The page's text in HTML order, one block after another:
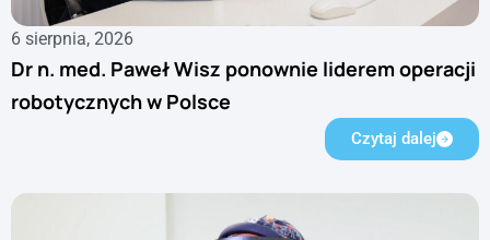
6 sierpnia, 2026
Dr n. med. Paweł Wisz ponownie liderem operacji
robotycznych w Polsce
Czytaj dalej